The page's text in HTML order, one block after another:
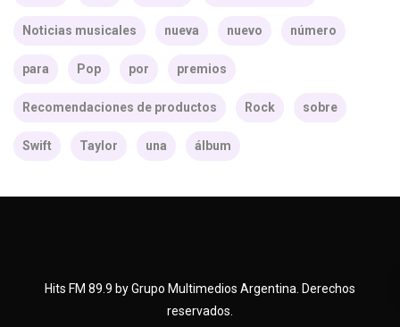
Noticias musicales nueva nuevo número
para Pop por premios
Recomendaciones de productos Rock sobre
Swift Taylor una álbum
Hits FM 89.9 by Grupo Multimedios Argentina. Derechos
reservados.